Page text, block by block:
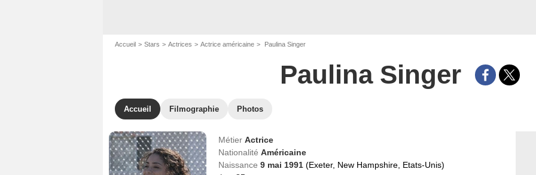
Accueil Stars Actrices Actrice américaine Paulina Singer
Paulina Singer
Accueil Filmographie Photos
Métier Actrice
Nationalité Américaine
Naissance 9 mai 1991 (Exeter, New Hampshire, Etats-Unis)